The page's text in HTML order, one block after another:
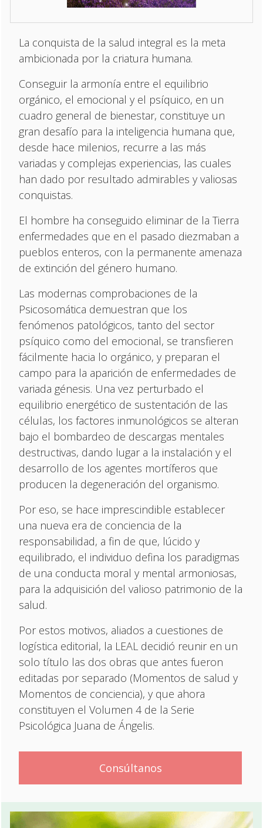
La conquista de la salud integral es la meta
ambicionada por la criatura humana.
Conseguir la armonía entre el equilibrio
orgánico, el emocional y el psíquico, en un
cuadro general de bienestar, constituye un
gran desafío para la inteligencia humana que,
desde hace milenios, recurre a las más
variadas y complejas experiencias, las cuales
han dado por resultado admirables y valiosas
conquistas.
El hombre ha conseguido eliminar de la Tierra
enfermedades que en el pasado diezmaban a
pueblos enteros, con la permanente amenaza
de extinción del género humano.
Las modernas comprobaciones de la
Psicosomática demuestran que los
fenómenos patológicos, tanto del sector
psíquico como del emocional, se transfieren
fácilmente hacia lo orgánico, y preparan el
campo para la aparición de enfermedades de
variada génesis. Una vez perturbado el
equilibrio energético de sustentación de las
células, los factores inmunológicos se alteran
bajo el bombardeo de descargas mentales
destructivas, dando lugar a la instalación y el
desarrollo de los agentes mortíferos que
producen la degeneración del organismo.
Por eso, se hace imprescindible establecer
una nueva era de conciencia de la
responsabilidad, a fin de que, lúcido y
equilibrado, el individuo defina los paradigmas
de una conducta moral y mental armoniosas,
para la adquisición del valioso patrimonio de la
salud.
Por estos motivos, aliados a cuestiones de
logística editorial, la LEAL decidió reunir en un
solo título las dos obras que antes fueron
editadas por separado (Momentos de salud y
Momentos de conciencia), y que ahora
constituyen el Volumen 4 de la Serie
Psicológica Juana de Ángelis.
Consúltanos